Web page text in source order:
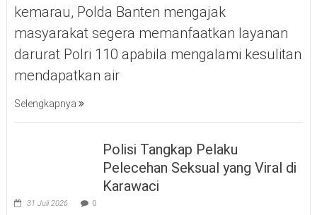
kemarau, Polda Banten mengajak
masyarakat segera memanfaatkan layanan
darurat Polri 110 apabila mengalami kesulitan
mendapatkan air
Selengkapnya
Polisi Tangkap Pelaku
Pelecehan Seksual yang Viral di
Karawaci
31 Juli 2026 0